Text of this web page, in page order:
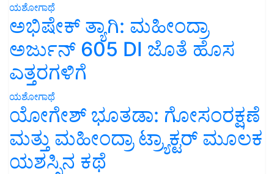
ಯಶೋಗಾಥೆ
ಅಭಿಷೇಕ್ ತ್ಯಾಗಿ: ಮಹೀಂದ್ರಾ
ಅರ್ಜುನ್ 605 DI ಜೊತೆ ಹೊಸ
ಎತ್ತರಗಳಿಗೆ
ಯಶೋಗಾಥೆ
ಯೋಗೇಶ್ ಭೂತಡಾ: ಗೋಸಂರಕ್ಷಣೆ
ಮತ್ತು ಮಹೀಂದ್ರಾ ಟ್ರ್ಯಾಕ್ಟರ್ ಮೂಲಕ
ಯಶಸ್ಸಿನ ಕಥೆ